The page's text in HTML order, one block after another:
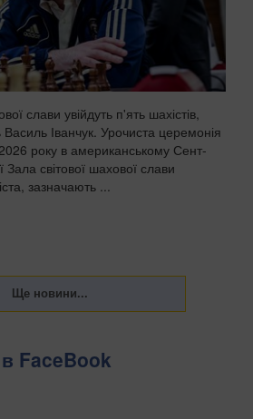
слави увійдуть п'ять шахістів,
Іванчук. Урочиста церемонія
2026 року в американському Сент-
Зала світової шахової слави
зазначають ...
FaceBook